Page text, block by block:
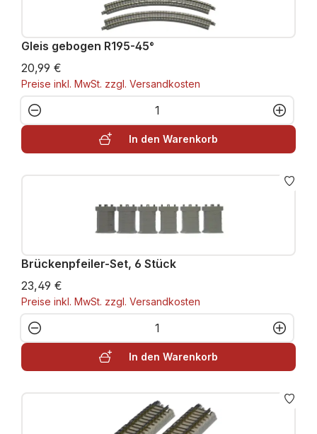
Gleis gebogen R195-45°
20,99 €
Preise inkl. MwSt. zzgl. Versandkosten
Produkt Anzahl: Gib den
In den Warenkorb
Brückenpfeiler-Set, 6 Stück
23,49 €
Preise inkl. MwSt. zzgl. Versandkosten
Produkt Anzahl: Gib den
In den Warenkorb